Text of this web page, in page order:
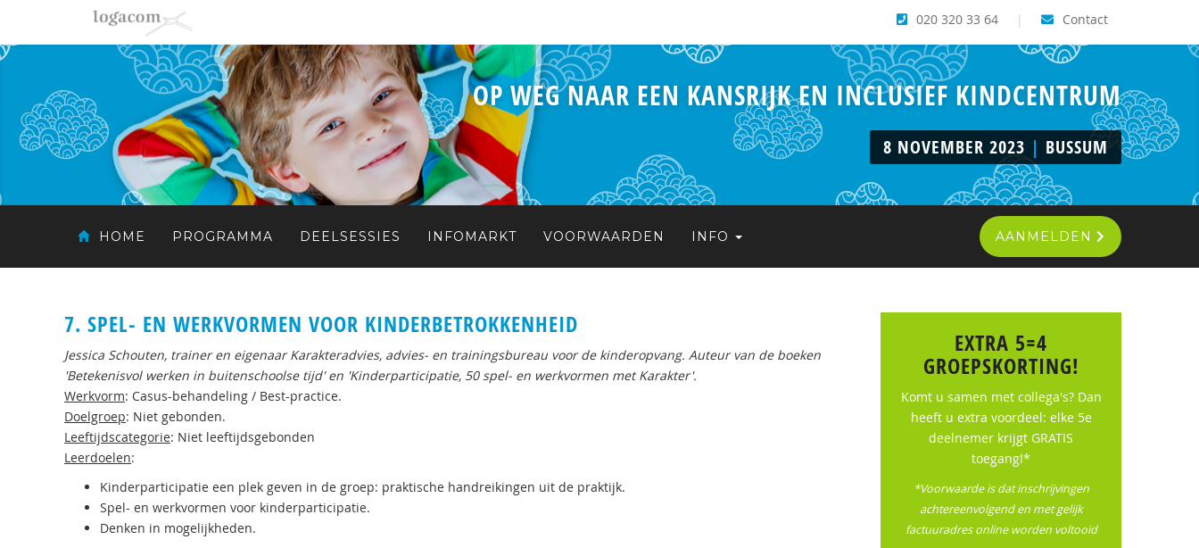
Contact
|
020 320 33 64
OP WEG NAAR EEN KANSRIJK EN INCLUSIEF KINDCENTRUM
8 NOVEMBER 2023 | BUSSUM
HOME PROGRAMMA DEELSESSIES INFOMARKT VOORWAARDEN INFO AANMELDEN
7. SPEL- EN WERKVORMEN VOOR KINDERBETROKKENHEID
Jessica Schouten, trainer en eigenaar Karakteradvies, advies- en trainingsbureau voor de kinderopvang. Auteur van de boeken
'Betekenisvol werken in buitenschoolse tijd' en 'Kinderparticipatie, 50 spel- en werkvormen met Karakter'.
Werkvorm: Casus-behandeling / Best-practice.
Doelgroep: Niet gebonden.
Leeftijdscategorie: Niet leeftijdsgebonden
Leerdoelen:
Kinderparticipatie een plek geven in de groep: praktische handreikingen uit de praktijk.
Spel- en werkvormen voor kinderparticipatie.
Denken in mogelijkheden.
EXTRA 5=4
GROEPSKORTING!
Komt u samen met collega's? Dan
heeft u extra voordeel: elke 5e
deelnemer krijgt GRATIS
toegang!*
*Voorwaarde is dat inschrijvingen
achtereenvolgend en met gelijk
factuuradres online worden voltooid